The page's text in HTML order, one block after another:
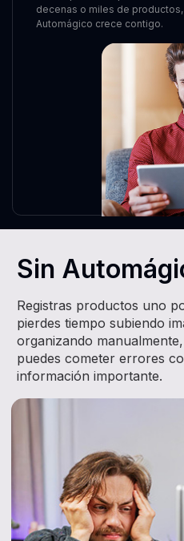
decenas o miles de productos,
Automágico crece contigo.
Sin
Registras productos uno
pierdes tiempo subiendo
organizando
puedes cometer errores
información importante.